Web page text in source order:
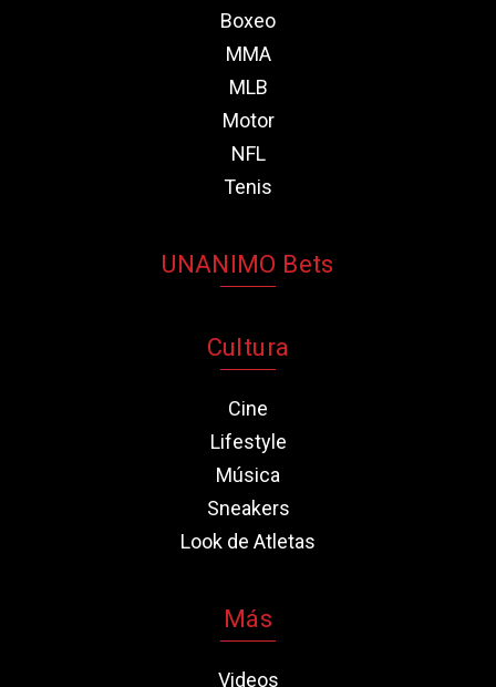
Boxeo
MMA
MLB
Motor
NFL
Tenis
UNANIMO Bets
Cultura
Cine
Lifestyle
Música
Sneakers
Look de Atletas
Más
Videos